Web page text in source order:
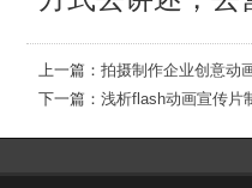
上一篇： 拍摄制作企业创意动
下一篇： 浅析flash动画宣传片